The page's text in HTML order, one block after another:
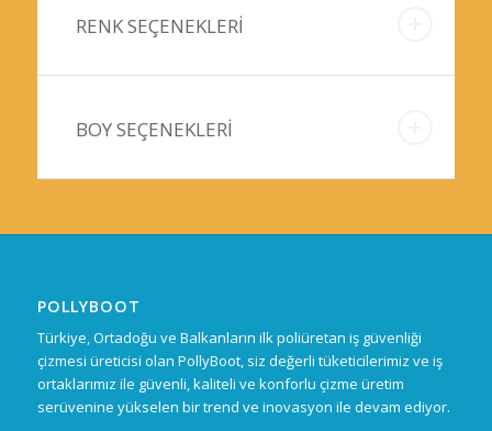
RENK SEÇENEKLERİ
BOY SEÇENEKLERİ
POLLYBOOT
Türkiye, Ortadoğu ve Balkanların ilk poliüretan iş güvenliği
çizmesi üreticisi olan PollyBoot, siz değerli tüketicilerimiz ve iş
ortaklarımız ile güvenli, kaliteli ve konforlu çizme üretim
serüvenine yükselen bir trend ve inovasyon ile devam ediyor.